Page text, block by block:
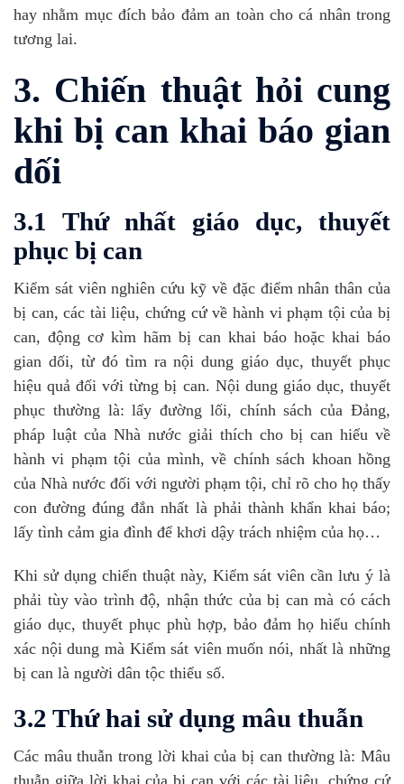
hay nhằm mục đích bảo đảm an toàn cho cá nhân trong
tương lai.
3. Chiến thuật hỏi cung
khi bị can khai báo gian
dối
3.1 Thứ nhất giáo dục, thuyết
phục bị can
Kiểm sát viên nghiên cứu kỹ về đặc điểm nhân thân của
bị can, các tài liệu, chứng cứ về hành vi phạm tội của bị
can, động cơ kìm hãm bị can khai báo hoặc khai báo
gian dối, từ đó tìm ra nội dung giáo dục, thuyết phục
hiệu quả đối với từng bị can. Nội dung giáo dục, thuyết
phục thường là: lấy đường lối, chính sách của Đảng,
pháp luật của Nhà nước giải thích cho bị can hiểu về
hành vi phạm tội của mình, về chính sách khoan hồng
của Nhà nước đối với người phạm tội, chỉ rõ cho họ thấy
con đường đúng đắn nhất là phải thành khẩn khai báo;
lấy tình cảm gia đình để khơi dậy trách nhiệm của họ…
Khi sử dụng chiến thuật này, Kiểm sát viên cần lưu ý là
phải tùy vào trình độ, nhận thức của bị can mà có cách
giáo dục, thuyết phục phù hợp, bảo đảm họ hiểu chính
xác nội dung mà Kiểm sát viên muốn nói, nhất là những
bị can là người dân tộc thiểu số.
3.2 Thứ hai sử dụng mâu thuẫn
Các mâu thuẫn trong lời khai của bị can thường là: Mâu